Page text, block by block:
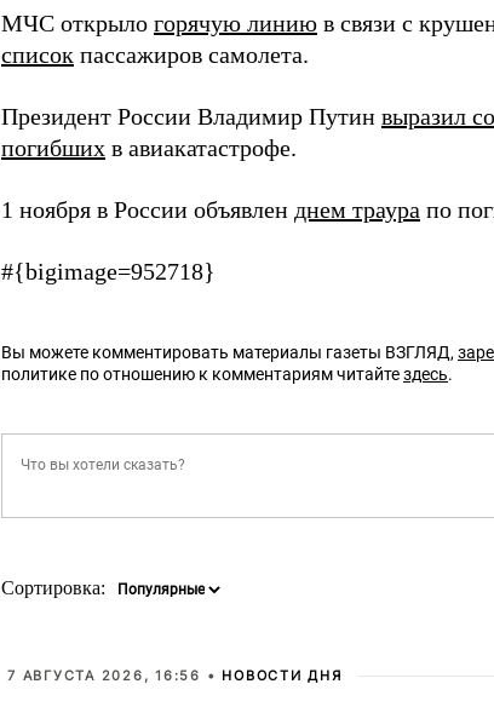
МЧС открыло горячую линию в связи с
список пассажиров самолета.
Президент России Владимир Путин выразил
погибших в авиакатастрофе.
1 ноября в России объявлен днем траура по
#{bigimage=952718}
Вы можете комментировать материалы газеты ВЗГЛЯД,
политике по отношению к комментариям читайтездесь.
Сортировка:
7 АВГУСТА 2026, 16:56 • НОВОСТИ ДНЯ